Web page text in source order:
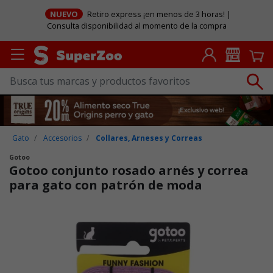
NUEVO
Retiro express ¡en menos de 3 horas! |
Consulta disponibilidad al momento de la compra
Gato Accesorios Collares, Arneses y Correas
Gotoo
Gotoo conjunto rosado arnés y correa
para gato con patrón de moda